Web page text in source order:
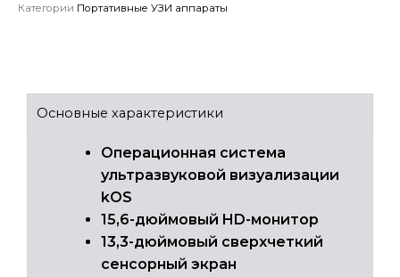
Категории Портативные УЗИ аппараты
Основные характеристики
Операционная система
ультразвуковой визуализации
kOS
15,6-дюймовый HD-монитор
13,3-дюймовый сверхчеткий
сенсорный экран